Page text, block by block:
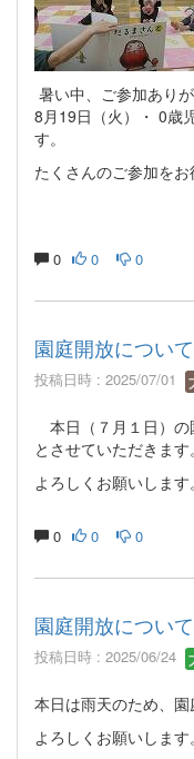
暑い中、ご参加あり
8月19日（火）・ 0歳
す。
たくさんのご参加をお
0 0 0
園庭開放について
投稿日時 : 2025/07/01
本日（７月１日）の
とさせていただきます。
よろしくお願いします。
0 0 0
園庭開放について
投稿日時 : 2025/06/24
本日は雨天のため、園
よろしくお願いします。